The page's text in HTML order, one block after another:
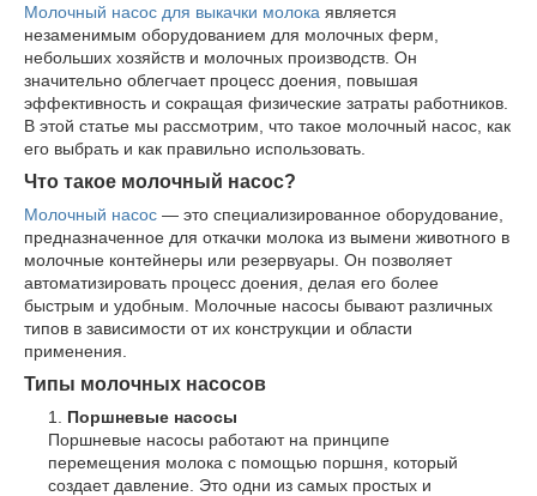
Молочный насос для выкачки молока является
незаменимым оборудованием для молочных ферм,
небольших хозяйств и молочных производств. Он
значительно облегчает процесс доения, повышая
эффективность и сокращая физические затраты работников.
В этой статье мы рассмотрим, что такое молочный насос, как
его выбрать и как правильно использовать.
Что такое молочный насос?
Молочный насос — это специализированное оборудование,
предназначенное для откачки молока из вымени животного в
молочные контейнеры или резервуары. Он позволяет
автоматизировать процесс доения, делая его более
быстрым и удобным. Молочные насосы бывают различных
типов в зависимости от их конструкции и области
применения.
Типы молочных насосов
Поршневые насосы
Поршневые насосы работают на принципе
перемещения молока с помощью поршня, который
создает давление. Это одни из самых простых и